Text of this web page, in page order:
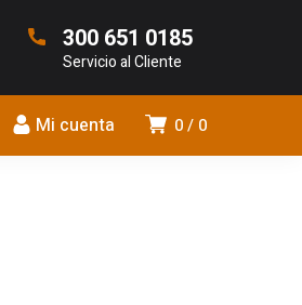
300 651 0185
Servicio al Cliente
0 0
Mi cuenta